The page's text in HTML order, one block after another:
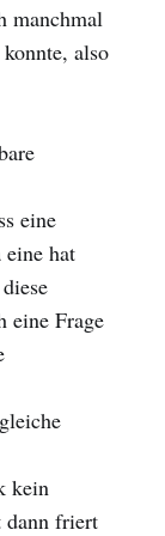
manchmal
also
eine
hat
eine Frage
kein
dann friert